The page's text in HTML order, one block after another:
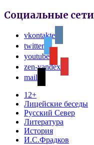
Социальные сети
vkontakte
twitter
youtube
zen-yandex
mail
12+
Лицейские беседы
Русский Север
Литература
История
И.С.Фрадков